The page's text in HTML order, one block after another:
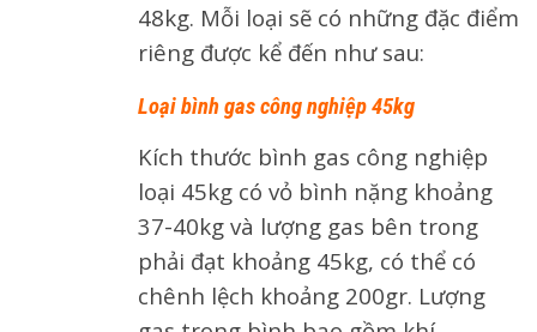
48kg. Mỗi loại sẽ có những đặc điểm
riêng được kể đến như sau:
Loại bình gas công nghiệp 45kg
Kích thước bình gas công nghiệp
loại 45kg có vỏ bình nặng khoảng
37-40kg và lượng gas bên trong
phải đạt khoảng 45kg, có thể có
chênh lệch khoảng 200gr. Lượng